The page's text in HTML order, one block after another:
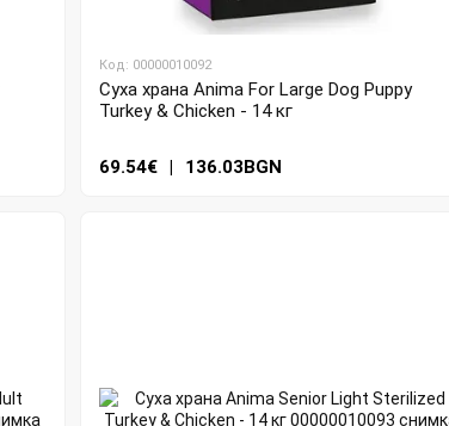
Код: 00000010092
Суха храна Anima For Large Dog Puppy
Turkey & Chicken - 14 кг
69.54€ | 136.03BGN